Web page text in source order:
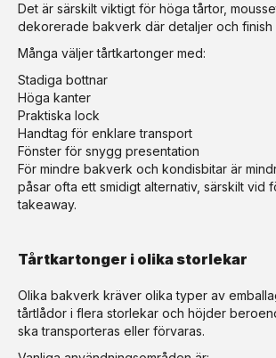
Det är särskilt viktigt för höga tårtor,
dekorerade bakverk där detaljer och finish
Många väljer tårtkartonger med:
Stadiga bottnar
Höga kanter
Praktiska lock
Handtag för enklare transport
Fönster för snygg presentation
För mindre bakverk och kondisbitar är
påsar ofta ett smidigt alternativ, särskilt vid
takeaway.
Tårtkartonger i olika storlekar
Olika bakverk kräver olika typer av
tårtlådor i flera storlekar och höjder
ska transporteras eller förvaras.